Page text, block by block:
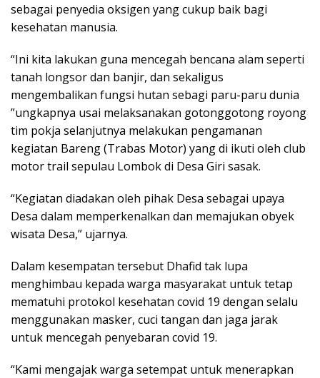
sebagai penyedia oksigen yang cukup baik bagi
kesehatan manusia.
“Ini kita lakukan guna mencegah bencana alam seperti
tanah longsor dan banjir, dan sekaligus
mengembalikan fungsi hutan sebagi paru-paru dunia
”ungkapnya usai melaksanakan gotonggotong royong
tim pokja selanjutnya melakukan pengamanan
kegiatan Bareng (Trabas Motor) yang di ikuti oleh club
motor trail sepulau Lombok di Desa Giri sasak.
“Kegiatan diadakan oleh pihak Desa sebagai upaya
Desa dalam memperkenalkan dan memajukan obyek
wisata Desa,” ujarnya.
Dalam kesempatan tersebut Dhafid tak lupa
menghimbau kepada warga masyarakat untuk tetap
mematuhi protokol kesehatan covid 19 dengan selalu
menggunakan masker, cuci tangan dan jaga jarak
untuk mencegah penyebaran covid 19.
“Kami mengajak warga setempat untuk menerapkan